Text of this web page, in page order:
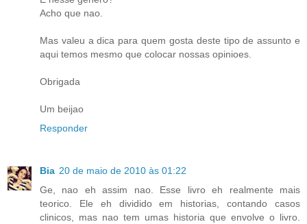
Acho que nao.
Mas valeu a dica para quem gosta deste tipo de assunto e
aqui temos mesmo que colocar nossas opinioes.
Obrigada
Um beijao
Responder
Bia 20 de maio de 2010 às 01:22
Ge, nao eh assim nao. Esse livro eh realmente mais
teorico. Ele eh dividido em historias, contando casos
clinicos, mas nao tem umas historia que envolve o livro.